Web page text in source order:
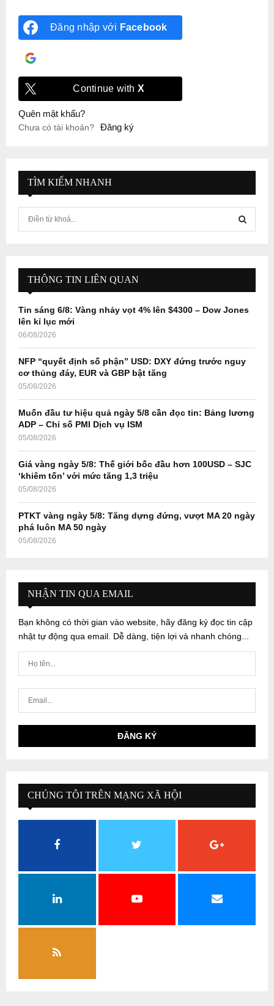
Đăng nhập với Facebook
Continue with X
Quên mật khẩu?
Chưa có tài khoản? Đăng ký
TÌM KIẾM NHANH
f
r
E
A
H
THÔNG TIN LIÊN QUAN
Tin sáng 6/8: Vàng nhảy vọt 4% lên $4300 – Dow Jones
lên kỉ lục mới
06/08/2026
NFP “quyết định số phận” USD: DXY đứng trước nguy
cơ thủng đáy, EUR và GBP bật tăng
05/08/2026
Muốn đầu tư hiệu quả ngày 5/8 cần đọc tin: Bảng lương
ADP – Chỉ số PMI Dịch vụ ISM
05/08/2026
Giá vàng ngày 5/8: Thế giới bốc đầu hơn 100USD – SJC
‘khiêm tốn’ với mức tăng 1,3 triệu
05/08/2026
PTKT vàng ngày 5/8: Tăng dựng đứng, vượt MA 20 ngày
phá luôn MA 50 ngày
05/08/2026
NHẬN TIN QUA EMAIL
Bạn không có thời gian vào website, hãy đăng ký đọc tin cập
nhật tự động qua email. Dễ dàng, tiện lợi và nhanh chóng...
CHÚNG TÔI TRÊN MẠNG XÃ HỘI